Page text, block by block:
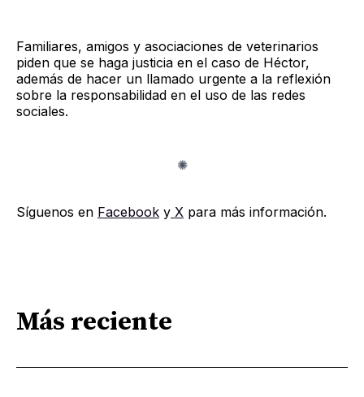
Familiares, amigos y asociaciones de veterinarios
piden que se haga justicia en el caso de Héctor,
además de hacer un llamado urgente a la reflexión
sobre la responsabilidad en el uso de las redes
sociales.
Síguenos en Facebook y X para más información.
Más reciente